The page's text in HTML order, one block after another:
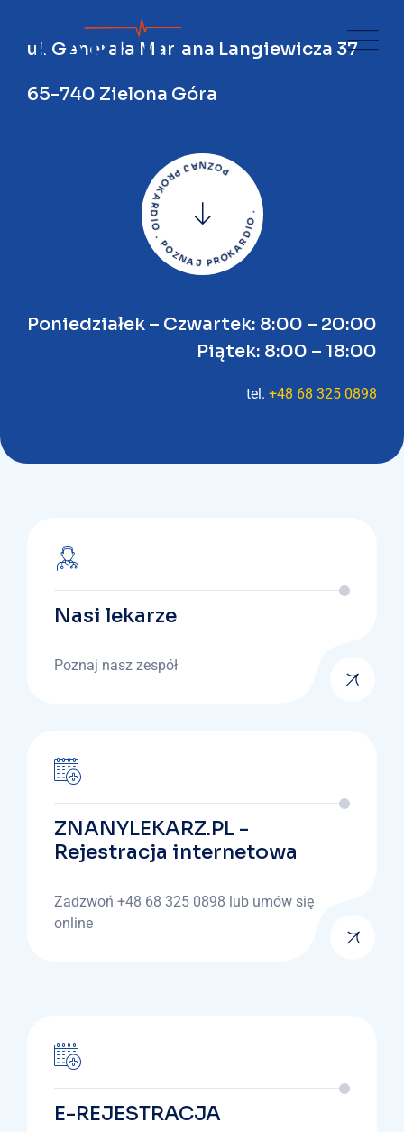
ul. Generała Mariana Langiewicza 37
65-740 Zielona Góra
PO
Z
N
A
J
P
R
O
K
A
R
D
I
O
.
P
OZNA
J
P
R
O
K
A
R
D
I
O
.
Poniedziałek – Czwartek: 8:00 – 20:00
Piątek: 8:00 – 18:00
tel. +48 68 325 0898
Nasi lekarze
Poznaj nasz zespół
ZNANYLEKARZ.PL -
Rejestracja internetowa
Zadzwoń +48 68 325 0898 lub umów się
online
E-REJESTRACJA